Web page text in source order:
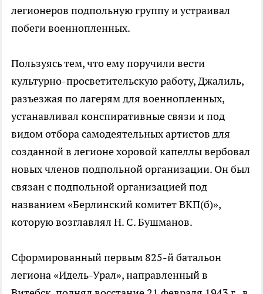
легионеров подпольную группу и устраивал
побеги военнопленных.
Пользуясь тем, что ему поручили вести
культурно-просветительскую работу, Джалиль,
разъезжая по лагерям для военнопленных,
устанавливал конспиративные связи и под
видом отбора самодеятельных артистов для
созданной в легионе хоровой капеллы вербовал
новых членов подпольной организации. Он был
связан с подпольной организацией под
названием «Берлинский комитет ВКП(б)»,
которую возглавлял Н. С. Бушманов.
Сформированный первым 825-й батальон
легиона «Идель-Урал», направленный в